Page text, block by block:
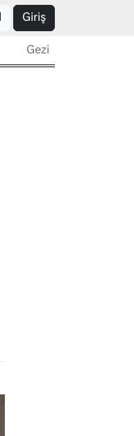
Giriş
Gezi